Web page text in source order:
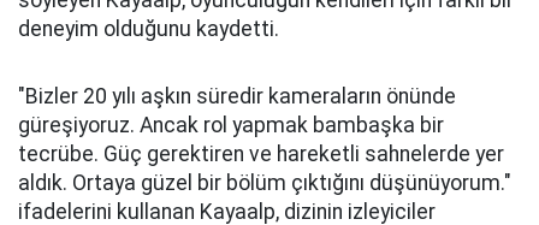
deneyim olduğunu kaydetti.
"Bizler 20 yılı aşkın süredir kameraların önünde
güreşiyoruz. Ancak rol yapmak bambaşka bir
tecrübe. Güç gerektiren ve hareketli sahnelerde yer
aldık. Ortaya güzel bir bölüm çıktığını düşünüyorum."
ifadelerini kullanan Kayaalp, dizinin izleyiciler